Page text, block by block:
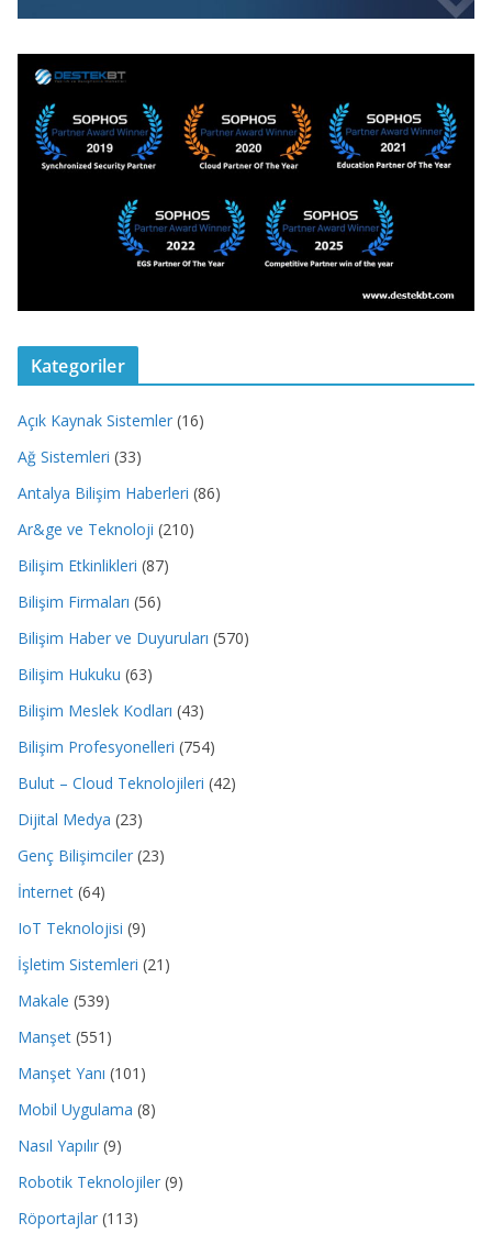
Kategoriler
Açık Kaynak Sistemler (16)
Ağ Sistemleri (33)
Antalya Bilişim Haberleri (86)
Ar&ge ve Teknoloji (210)
Bilişim Etkinlikleri (87)
Bilişim Firmaları (56)
Bilişim Haber ve Duyuruları (570)
Bilişim Hukuku (63)
Bilişim Meslek Kodları (43)
Bilişim Profesyonelleri (754)
Bulut – Cloud Teknolojileri (42)
Dijital Medya (23)
Genç Bilişimciler (23)
İnternet (64)
IoT Teknolojisi (9)
İşletim Sistemleri (21)
Makale (539)
Manşet (551)
Manşet Yanı (101)
Mobil Uygulama (8)
Nasıl Yapılır (9)
Robotik Teknolojiler (9)
Röportajlar (113)